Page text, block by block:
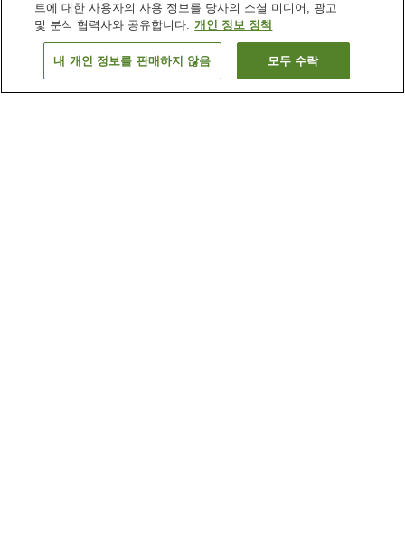
이전으로
트에 대한 사용자의 사용 정보를 당사의 소셜 미디어, 광고
및 분석 협력사와 공유합니다. 개인 정보 정책
내 개인 정보를 판매하지 않음 모두 수락